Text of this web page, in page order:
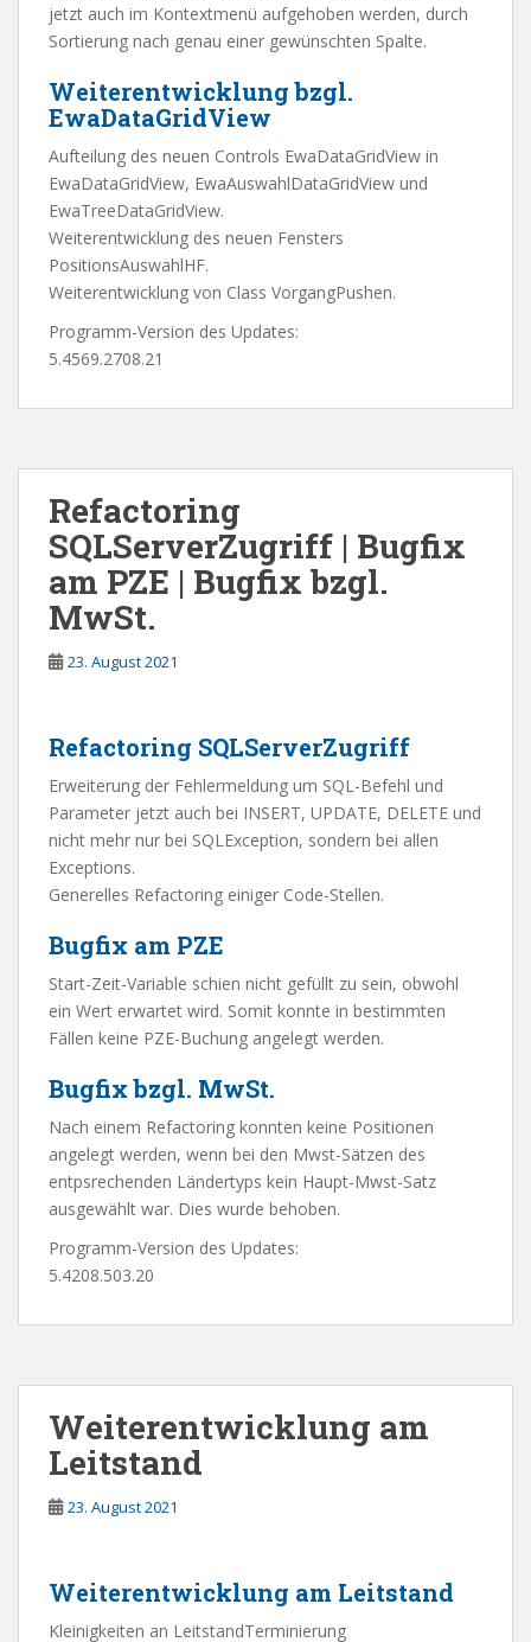
jetzt auch im Kontextmenü aufgehoben werden, durch
Sortierung nach genau einer gewünschten Spalte.
Weiterentwicklung bzgl.
EwaDataGridView
Aufteilung des neuen Controls EwaDataGridView in
EwaDataGridView, EwaAuswahlDataGridView und
EwaTreeDataGridView.
Weiterentwicklung des neuen Fensters
PositionsAuswahlHF.
Weiterentwicklung von Class VorgangPushen.
Programm-Version des Updates:
5.4569.2708.21
Refactoring
SQLServerZugriff | Bugfix
am PZE | Bugfix bzgl.
MwSt.
23. August 2021
Refactoring SQLServerZugriff
Erweiterung der Fehlermeldung um SQL-Befehl und
Parameter jetzt auch bei INSERT, UPDATE, DELETE und
nicht mehr nur bei SQLException, sondern bei allen
Exceptions.
Generelles Refactoring einiger Code-Stellen.
Bugfix am PZE
Start-Zeit-Variable schien nicht gefüllt zu sein, obwohl
ein Wert erwartet wird. Somit konnte in bestimmten
Fällen keine PZE-Buchung angelegt werden.
Bugfix bzgl. MwSt.
Nach einem Refactoring konnten keine Positionen
angelegt werden, wenn bei den Mwst-Sätzen des
entpsrechenden Ländertyps kein Haupt-Mwst-Satz
ausgewählt war. Dies wurde behoben.
Programm-Version des Updates:
5.4208.503.20
Weiterentwicklung am
Leitstand
23. August 2021
Weiterentwicklung am Leitstand
Kleinigkeiten an LeitstandTerminierung